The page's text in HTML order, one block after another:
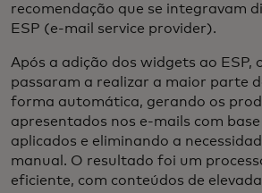
recomendação que se integravam
ESP (e-mail service provider).
Após a adição dos widgets ao ESP,
passaram a realizar a maior parte
forma automática, gerando os
apresentados nos e-mails com
aplicados e eliminando a
manual. O resultado foi um
eficiente, com conteúdos de